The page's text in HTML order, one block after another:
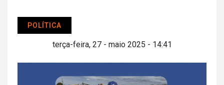
POLÍTICA
terça-feira, 27 - maio 2025 - 14:41